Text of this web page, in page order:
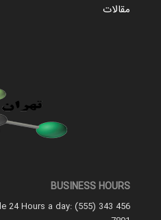
مقالات
BUSINESS HOURS
24 Hours a day: (555) 343 456